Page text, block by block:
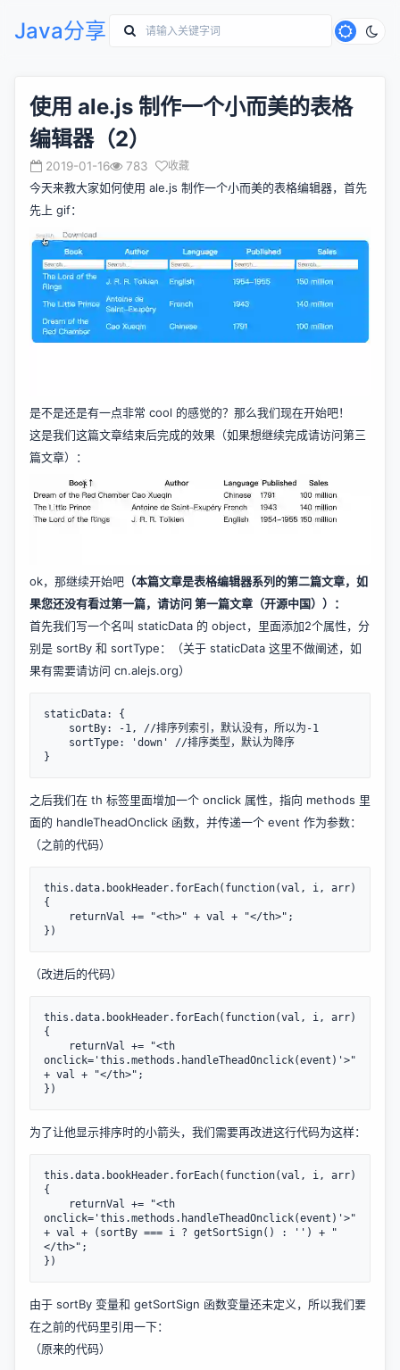
Java分享
使用 ale.js 制作一个小而美的表格
编辑器（2）
2019-01-16 783 收藏
今天来教大家如何使用 ale.js 制作一个小而美的表格编辑器，首先
先上 gif：
是不是还是有一点非常 cool 的感觉的？那么我们现在开始吧！
这是我们这篇文章结束后完成的效果（如果想继续完成请访问第三
篇文章）：
ok，那继续开始吧 （本篇文章是表格编辑器系列的第二篇文章，如
果您还没有看过第一篇，请访问第一篇文章（开源中国） ）：
首先我们写一个名叫 staticData 的 object，里面添加2个属性，分
别是 sortBy 和 sortType：（关于 staticData 这里不做阐述，如
果有需要请访问 cn.alejs.org）
staticData: {
}
之后我们在 th 标签里面增加一个 onclick 属性，指向 methods 里
面的 handleTheadOnclick 函数，并传递一个 event 作为参数：
（之前的代码）
this.data.bookHeader.forEach(function(val, i, arr)
{
})
（改进后的代码）
this.data.bookHeader.forEach(function(val, i, arr)
{
onclick='this.methods.handleTheadOnclick(event)'>"
+ val + "</th>";
})
为了让他显示排序时的小箭头，我们需要再改进这行代码为这样：
this.data.bookHeader.forEach(function(val, i, arr)
{
onclick='this.methods.handleTheadOnclick(event)'>"
+ val + (sortBy === i ? getSortSign() : '') + "
</th>";
})
由于 sortBy 变量和 getSortSign 函数变量还未定义，所以我们要
在之前的代码里引用一下：
（原来的代码）